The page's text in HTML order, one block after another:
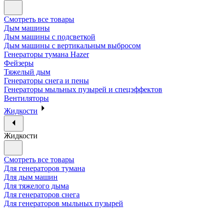
Смотреть все товары
Дым машины
Дым машины с подсветкой
Дым машины с вертикальным выбросом
Генераторы тумана Hazer
Фейзеры
Тяжелый дым
Генераторы снега и пены
Генераторы мыльных пузырей и спецэффектов
Вентиляторы
Жидкости
Жидкости
Смотреть все товары
Для генераторов тумана
Для дым машин
Для тяжелого дыма
Для генераторов снега
Для генераторов мыльных пузырей